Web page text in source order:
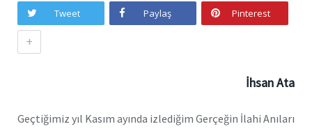
Tweet Paylaş Pinterest
+
İhsan Ata
Geçtiğimiz yıl Kasım ayında izlediğim Gerçeğin İlahi Anıları